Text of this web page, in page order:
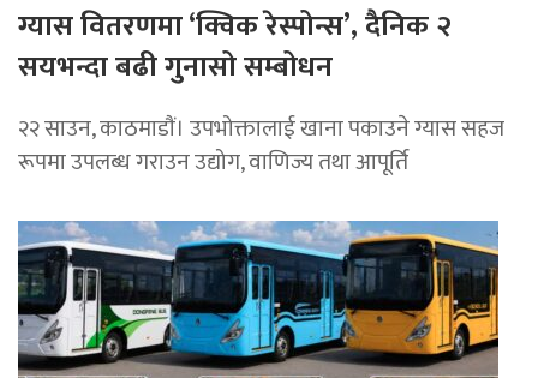
ग्यास वितरणमा ‘क्विक रेस्पोन्स’, दैनिक २
सयभन्दा बढी गुनासो सम्बोधन
२२ साउन, काठमाडाैं। उपभोक्तालाई खाना पकाउने ग्यास सहज
रूपमा उपलब्ध गराउन उद्योग, वाणिज्य तथा आपूर्ति